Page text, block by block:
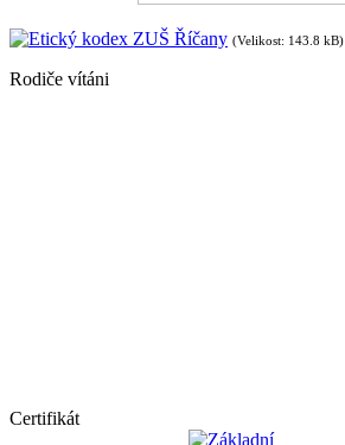
Etický kodex ZUŠ Říčany (Velikost: 143.8 kB)
Rodiče vítáni
Certifikát